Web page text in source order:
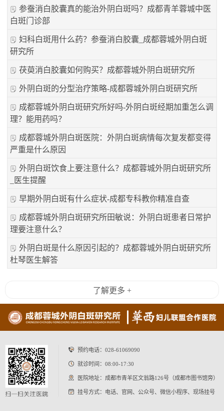
参蚕消白胶囊真的能治外阴白斑吗？成都青羊蓉城中医
白斑门诊部
妇科白斑用什么药？参蚕消白胶囊_成都蓉城外阴白斑
研究所
茯萸消白胶囊如何购买？成都蓉城外阴白斑研究所
外阴白斑的分型治疗策略-成都蓉城外阴白斑研究所
成都蓉城外阴白斑研究所好吗-外阴白斑经期加重怎么调
理？能用药吗？
成都蓉城外阴白斑医院：外阴白斑病情每次复发都变得
严重是什么原因
外阴白斑饮食上要注意什么？成都蓉城外阴白斑研究所
_医生提醒
早期外阴白斑有什么症状-成都专科教你精准自查
成都蓉城外阴白斑研究所田敏说：外阴白斑患者日常护
理要注意什么？
外阴白斑是什么原因引起的？成都蓉城外阴白斑研究所
杜琴医生解答
了解更多 +
预约电话： 028-61069090
就诊时间：08:00-17:30
医院地址：成都市青羊区文翁路126号（成都市图书馆旁）
挂号方式：电话、官网、公众号、微信小程序、现场挂号